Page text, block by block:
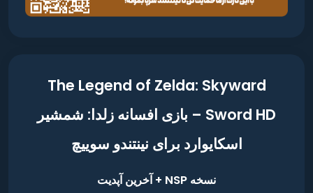
The Legend of Zelda: Skyward
Sword HD – بازی افسانه زلدا: شمشیر
اسکایوارد برای نینتندو سوییچ
نسخه NSP + آخرین آپدیت